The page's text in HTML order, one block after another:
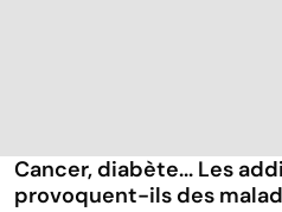
Cancer, diabète... Les
provoquent-ils des